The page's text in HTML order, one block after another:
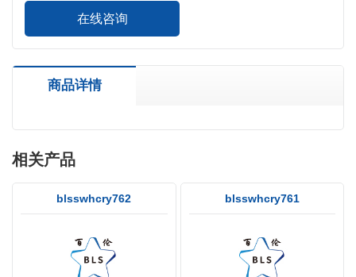
在线咨询
商品详情
相关产品
blsswhcry762 blsswhcry761